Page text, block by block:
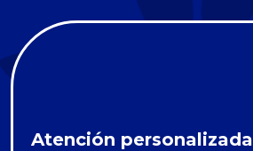
Atención personalizada